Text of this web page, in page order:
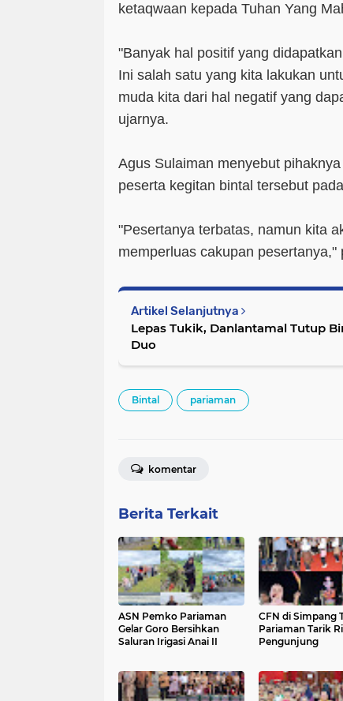
ketaqwaan kepada Tuhan Yang
"Banyak hal positif yang
Ini salah satu yang kita lakukan
muda kita dari hal negatif yang
ujarnya.
Agus Sulaiman menyebut
peserta kegitan bintal tersebut
"Pesertanya terbatas, namun kita
memperluas cakupan pesertanya,"
Artikel Selanjutnya
Lepas Tukik, Danlantamal Tutup
Duo
Bintal pariaman
komentar
Berita Terkait
ASN Pemko Pariaman
Gelar Goro Bersihkan
Saluran Irigasi Anai II
CFN di Simpang
Pariaman Tarik
Pengunjung